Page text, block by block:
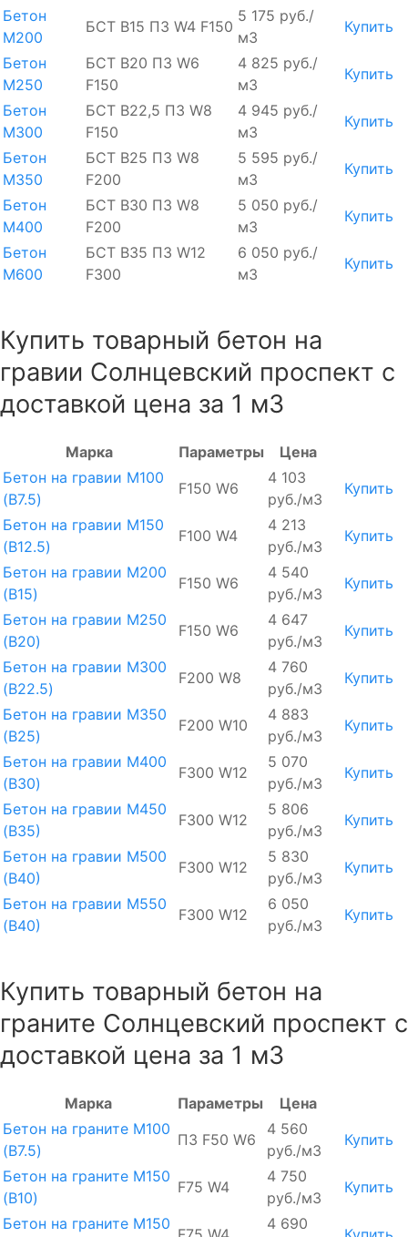
Бетон
М200
БСТ В15 П3 W4 F150
5 175 руб./
м3
Купить
Бетон
М250
БСТ В20 П3 W6
F150
4 825 руб./
м3
Купить
Бетон
М300
БСТ В22,5 П3 W8
F150
4 945 руб./
м3
Купить
Бетон
М350
БСТ В25 П3 W8
F200
5 595 руб./
м3
Купить
Бетон
М400
БСТ В30 П3 W8
F200
5 050 руб./
м3
Купить
Бетон
М600
БСТ В35 П3 W12
F300
6 050 руб./
м3
Купить
Купить товарный бетон на
гравии Солнцевский проспект с
доставкой цена за 1 м3
Марка Параметры
Цена
Бетон на гравии М100
(B7.5)
F150 W6
4 103
руб./м3
Купить
Бетон на гравии М150
(B12.5)
F100 W4
4 213
руб./м3
Купить
Бетон на гравии М200
(B15)
F150 W6
4 540
руб./м3
Купить
Бетон на гравии М250
(B20)
F150 W6
4 647
руб./м3
Купить
Бетон на гравии М300
(B22.5)
F200 W8
4 760
руб./м3
Купить
Бетон на гравии М350
(B25)
F200 W10
4 883
руб./м3
Купить
Бетон на гравии М400
(B30)
F300 W12
5 070
руб./м3
Купить
Бетон на гравии М450
(В35)
F300 W12
5 806
руб./м3
Купить
Бетон на гравии М500
(В40)
F300 W12
5 830
руб./м3
Купить
Бетон на гравии М550
(В40)
F300 W12
6 050
руб./м3
Купить
Купить товарный бетон на
граните Солнцевский проспект с
доставкой цена за 1 м3
Марка Параметры
Цена
Бетон на граните М100
(B7.5)
П3 F50 W6
4 560
руб./м3
Купить
Бетон на граните М150
(B10)
F75 W4
4 750
руб./м3
Купить
Бетон на граните М150
4 690